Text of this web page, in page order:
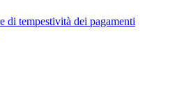
di tempestività dei pagamenti